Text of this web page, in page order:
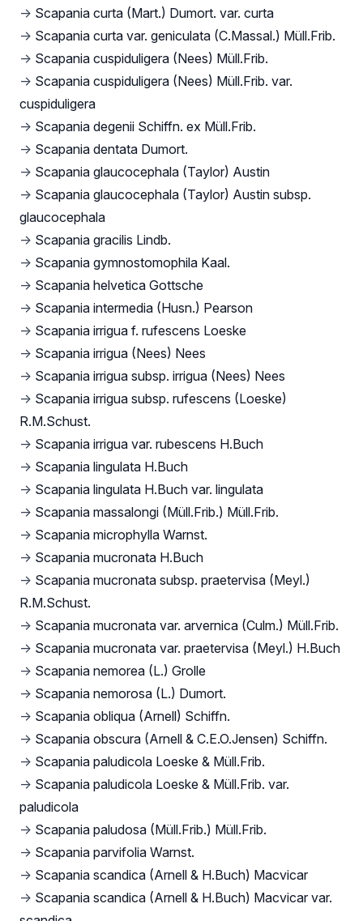
→ Scapania curta (Mart.) Dumort. var. curta
→ Scapania curta var. geniculata (C.Massal.) Müll.Frib.
→ Scapania cuspiduligera (Nees) Müll.Frib.
→ Scapania cuspiduligera (Nees) Müll.Frib. var.
cuspiduligera
→ Scapania degenii Schiffn. ex Müll.Frib.
→ Scapania dentata Dumort.
→ Scapania glaucocephala (Taylor) Austin
→ Scapania glaucocephala (Taylor) Austin subsp.
glaucocephala
→ Scapania gracilis Lindb.
→ Scapania gymnostomophila Kaal.
→ Scapania helvetica Gottsche
→ Scapania intermedia (Husn.) Pearson
→ Scapania irrigua f. rufescens Loeske
→ Scapania irrigua (Nees) Nees
→ Scapania irrigua subsp. irrigua (Nees) Nees
→ Scapania irrigua subsp. rufescens (Loeske)
R.M.Schust.
→ Scapania irrigua var. rubescens H.Buch
→ Scapania lingulata H.Buch
→ Scapania lingulata H.Buch var. lingulata
→ Scapania massalongi (Müll.Frib.) Müll.Frib.
→ Scapania microphylla Warnst.
→ Scapania mucronata H.Buch
→ Scapania mucronata subsp. praetervisa (Meyl.)
R.M.Schust.
→ Scapania mucronata var. arvernica (Culm.) Müll.Frib.
→ Scapania mucronata var. praetervisa (Meyl.) H.Buch
→ Scapania nemorea (L.) Grolle
→ Scapania nemorosa (L.) Dumort.
→ Scapania obliqua (Arnell) Schiffn.
→ Scapania obscura (Arnell & C.E.O.Jensen) Schiffn.
→ Scapania paludicola Loeske & Müll.Frib.
→ Scapania paludicola Loeske & Müll.Frib. var.
paludicola
→ Scapania paludosa (Müll.Frib.) Müll.Frib.
→ Scapania parvifolia Warnst.
→ Scapania scandica (Arnell & H.Buch) Macvicar
→ Scapania scandica (Arnell & H.Buch) Macvicar var.